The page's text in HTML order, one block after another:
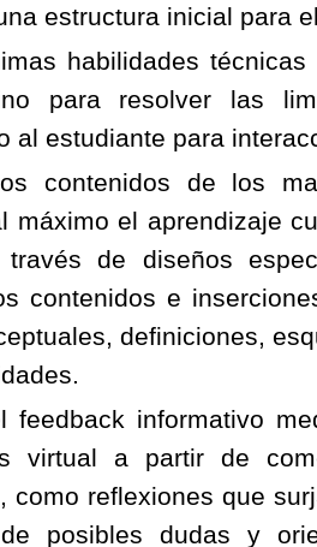
estructura inicial para
habilidades
para resolver las
al estudiante para
contenidos de los
máximo el aprendizaje
de diseños
contenidos e
definiciones,
feedback informativo
virtual a partir de
como reflexiones que
posibles dudas y